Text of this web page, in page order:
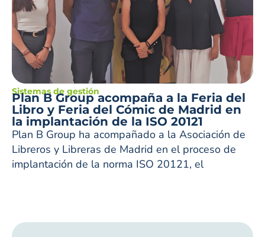
Sistemas de gestión
Plan B Group acompaña a la Feria del
Libro y Feria del Cómic de Madrid en
la implantación de la ISO 20121
Plan B Group ha acompañado a la Asociación de
Libreros y Libreras de Madrid en el proceso de
implantación de la norma ISO 20121, el